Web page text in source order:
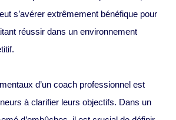
s’avérer extrêmement bénéfique pour
réussir dans un environnement
d’un coach professionnel est
à clarifier leurs objectifs. Dans un